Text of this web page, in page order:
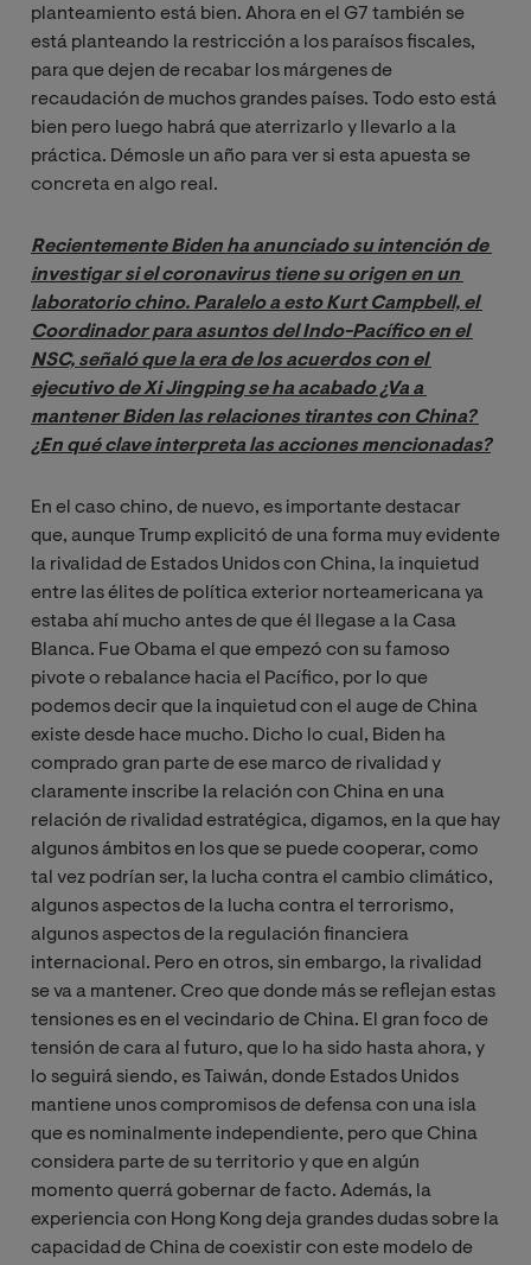
planteamiento está bien. Ahora en el G7 también se
está planteando la restricción a los paraísos fiscales,
para que dejen de recabar los márgenes de
recaudación de muchos grandes países. Todo esto está
bien pero luego habrá que aterrizarlo y llevarlo a la
práctica. Démosle un año para ver si esta apuesta se
concreta en algo real.
Recientemente Biden ha anunciado su intención de
investigar si el coronavirus tiene su origen en un
laboratorio chino. Paralelo a esto Kurt Campbell, el
Coordinador para asuntos del Indo-Pacífico en el
NSC, señaló que la era de los acuerdos con el
ejecutivo de Xi Jingping se ha acabado ¿Va a
mantener Biden las relaciones tirantes con China?
¿En qué clave interpreta las acciones mencionadas?
En el caso chino, de nuevo, es importante destacar
que, aunque Trump explicitó de una forma muy evidente
la rivalidad de Estados Unidos con China, la inquietud
entre las élites de política exterior norteamericana ya
estaba ahí mucho antes de que él llegase a la Casa
Blanca. Fue Obama el que empezó con su famoso
pivote o rebalance hacia el Pacífico, por lo que
podemos decir que la inquietud con el auge de China
existe desde hace mucho. Dicho lo cual, Biden ha
comprado gran parte de ese marco de rivalidad y
claramente inscribe la relación con China en una
relación de rivalidad estratégica, digamos, en la que hay
algunos ámbitos en los que se puede cooperar, como
tal vez podrían ser, la lucha contra el cambio climático,
algunos aspectos de la lucha contra el terrorismo,
algunos aspectos de la regulación financiera
internacional. Pero en otros, sin embargo, la rivalidad
se va a mantener. Creo que donde más se reflejan estas
tensiones es en el vecindario de China. El gran foco de
tensión de cara al futuro, que lo ha sido hasta ahora, y
lo seguirá siendo, es Taiwán, donde Estados Unidos
mantiene unos compromisos de defensa con una isla
que es nominalmente independiente, pero que China
considera parte de su territorio y que en algún
momento querrá gobernar de facto. Además, la
experiencia con Hong Kong deja grandes dudas sobre la
capacidad de China de coexistir con este modelo de